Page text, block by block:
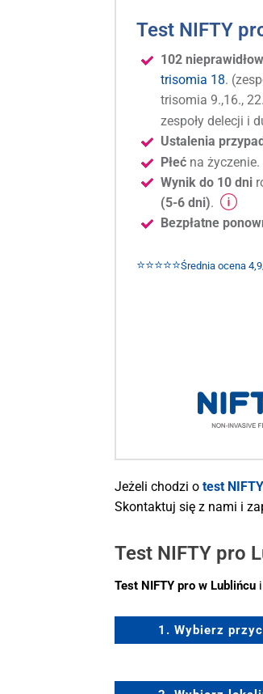
Test NIFTY
102
trisomia 18.
trisomia 9.,16.,
zespoły delecji i
Ustalenia
Płeć na życzenie.
Wynik do 10 dni
(5-6 dni).
Bezpłatne
⭐⭐⭐⭐⭐Średnia ocena
Jeżeli chodzi o test
Skontaktuj się z nami i
Test NIFTY pro
Test NIFTY pro w Lublińcu
1. Wybierz